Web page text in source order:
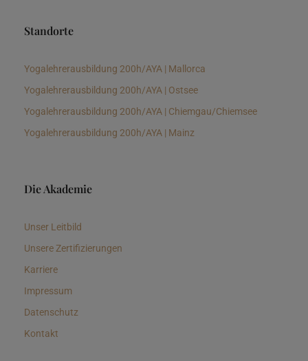
Standorte
Yogalehrerausbildung 200h/AYA | Mallorca
Yogalehrerausbildung 200h/AYA | Ostsee
Yogalehrerausbildung 200h/AYA | Chiemgau/Chiemsee
Yogalehrerausbildung 200h/AYA | Mainz
Die Akademie
Unser Leitbild
Unsere Zertifizierungen
Karriere
Impressum
Datenschutz
Kontakt